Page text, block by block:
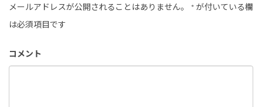
メールアドレスが公開されることはありません。 * が付いている欄
は必須項目です
コメント